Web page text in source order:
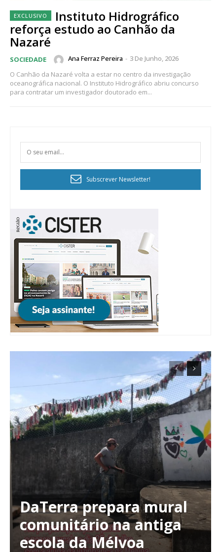
Planos de Assinatura
Faça-se assinante do Região de Cister e ajude-nos a manter este serviço
Instituto Hidrográfico
reforça estudo ao Canhão da
Nazaré
SOCIEDADE Ana Ferraz Pereira - 3 De Junho, 2026
O Canhão da Nazaré volta a estar no centro da investigação
oceanográfica nacional. O Instituto Hidrográfico abriu concurso
para contratar um investigador doutorado em...
Subscrever Newsletter!
DaTerra prepara mural
comunitário na antiga
escola da Mélvoa